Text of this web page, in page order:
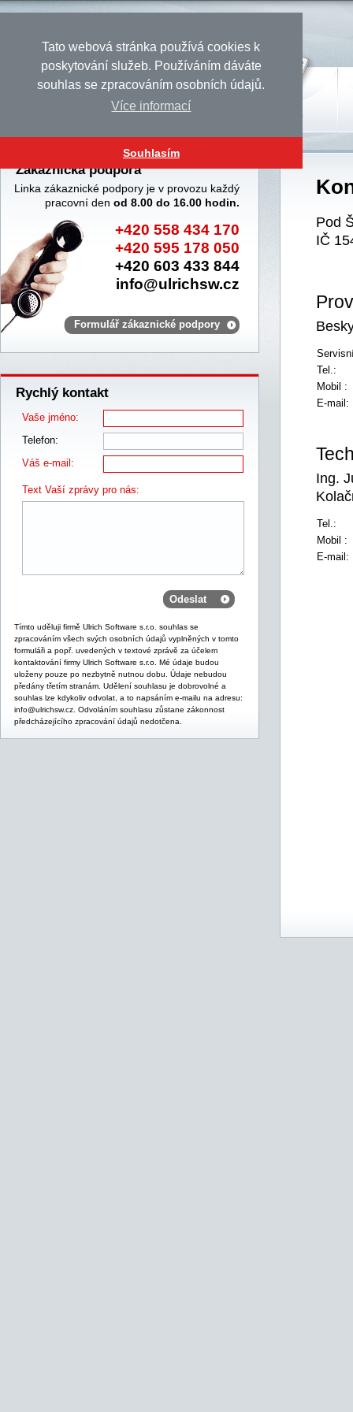
Tato webová stránka používá cookies k
poskytování služeb. Používáním dáváte
souhlas se zpracováním osobních údajů.
Více informací
Souhlasím
Pod
IČ
Tel.:
Mobil :
E-mail:
Ing.
Tel.:
Mobil :
E-mail:
Zákaznická podpora
Linka zákaznické podpory je v provozu každý
pracovní den od 8.00 do 16.00 hodin.
+420 558 434 170
+420 595 178 050
+420 603 433 844
info@ulrichsw.cz
Formulář zákaznické podpory
Rychlý kontakt
Vaše jméno:
Telefon:
Váš e-mail:
Text Vaší zprávy pro nás:
Tímto uděluji firmě Ulrich Software s.r.o. souhlas se
zpracováním všech svých osobních údajů vyplněných v tomto
formuláři a popř. uvedených v textové zprávě za účelem
kontaktování firmy Ulrich Software s.r.o. Mé údaje budou
uloženy pouze po nezbytně nutnou dobu. Údaje nebudou
předány třetím stranám. Udělení souhlasu je dobrovolné a
souhlas lze kdykoliv odvolat, a to napsáním e-mailu na adresu:
info@ulrichsw.cz. Odvoláním souhlasu zůstane zákonnost
předcházejícího zpracování údajů nedotčena.
Služby